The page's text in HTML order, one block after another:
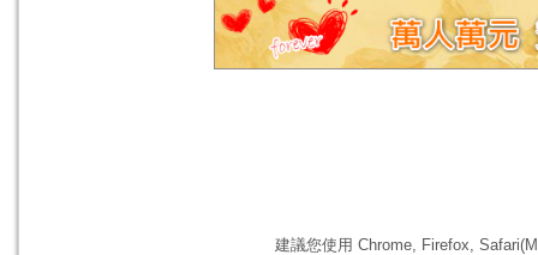
建議您使用 Chrome, Firefox,